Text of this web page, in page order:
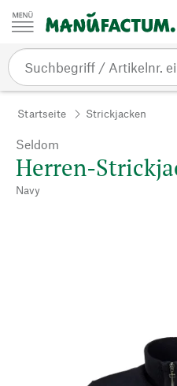
Zum Inhalt springen
Startseite Strickjacken
Seldom
Herren-
Navy